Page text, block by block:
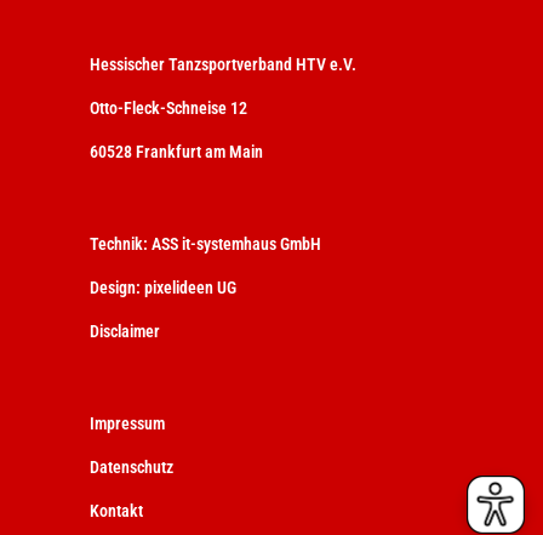
Hessischer Tanzsportverband HTV e.V.
Otto-Fleck-Schneise 12
60528 Frankfurt am Main
Technik: ASS it-systemhaus GmbH
Design: pixelideen UG
Disclaimer
Impressum
Datenschutz
Kontakt